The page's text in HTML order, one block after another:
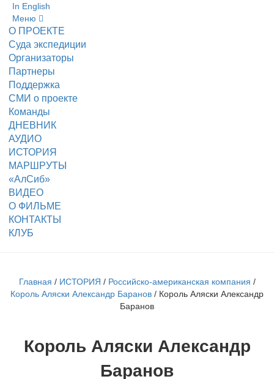
In English
Меню
О ПРОЕКТЕ
Суда экспедиции
Организаторы
Партнеры
Поддержка
СМИ о проекте
Команды
ДНЕВНИК
АУДИО
ИСТОРИЯ
МАРШРУТЫ
«АлСиб»
ВИДЕО
О ФИЛЬМЕ
КОНТАКТЫ
КЛУБ
Главная / ИСТОРИЯ / Российско-американская компания /
Король Аляски Александр Баранов / Король Аляски Александр
Баранов
Король Аляски Александр
Баранов